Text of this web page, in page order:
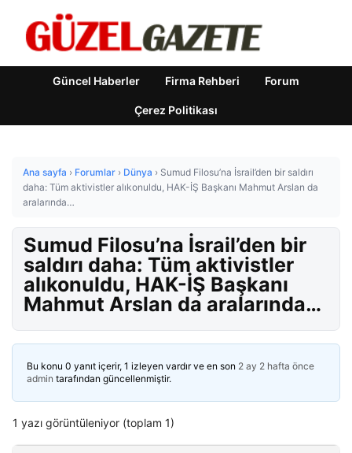
Güncel Haberler Firma Rehberi Forum
Çerez Politikası
Ana sayfa › Forumlar › Dünya › Sumud Filosu’na İsrail’den bir saldırı
daha: Tüm aktivistler alıkonuldu, HAK-İŞ Başkanı Mahmut Arslan da
aralarında…
Sumud Filosu’na İsrail’den bir
saldırı daha: Tüm aktivistler
alıkonuldu, HAK-İŞ Başkanı
Mahmut Arslan da aralarında…
Bu konu 0 yanıt içerir, 1 izleyen vardır ve en son 2 ay 2 hafta önce
admin tarafından güncellenmiştir.
1 yazı görüntüleniyor (toplam 1)